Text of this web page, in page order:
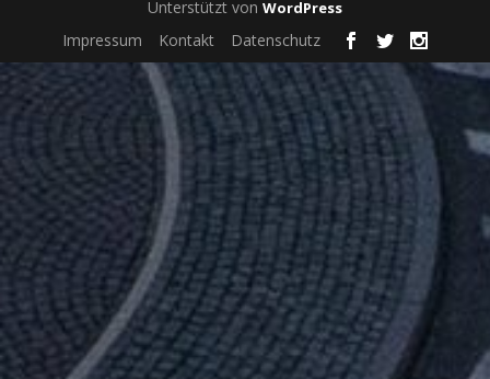
Unterstützt von WordPress
Impressum Kontakt Datenschutz